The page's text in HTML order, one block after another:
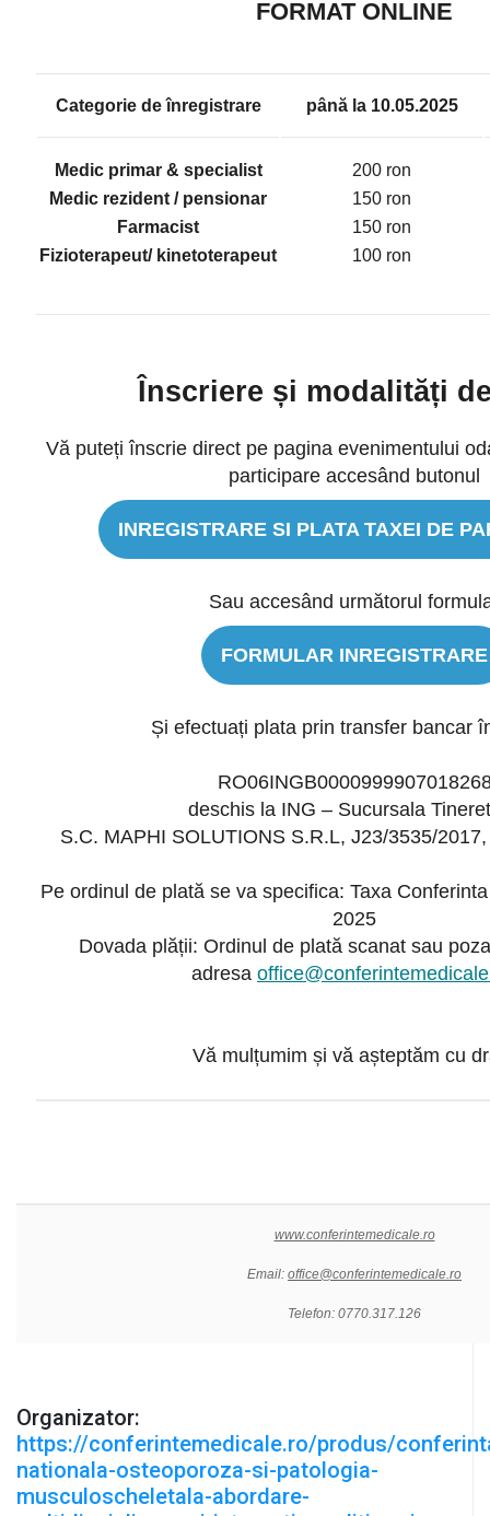
FORMAT ONLINE
Categorie deînregistrare până la 10.05.2025
Medic primar & specialist
200 ron
Medic rezident / pensionar
150 ron
Farmacist
150 ron
Fizioterapeut/ kinetoterapeut
100 ron
Înscriere și modalități
Vă puteți înscrie direct pe pagina evenimentului
participare accesând butonul
INREGISTRARE SI PLATA TAXEI DE
Sau accesând următorul
FORMULAR INREGISTRARE
Și efectuați plata prin transfer bancar
deschis la ING – Sucursala
S.C. MAPHI SOLUTIONS S.R.L, J23/3535/
Pe ordinul de plată se va specifica: Taxa
2025
Dovada plății: Ordinul de plată scanat sau
adresa
Vă mulțumim și vă așteptăm cu
www.conferintemedicale.ro
Email: office@conferintemedicale.ro
Telefon: 0770.317.126
Organizator:
https://conferintemedicale.ro/produs/
nationala-osteoporoza-si-patologia-
musculoscheletala-abordare-